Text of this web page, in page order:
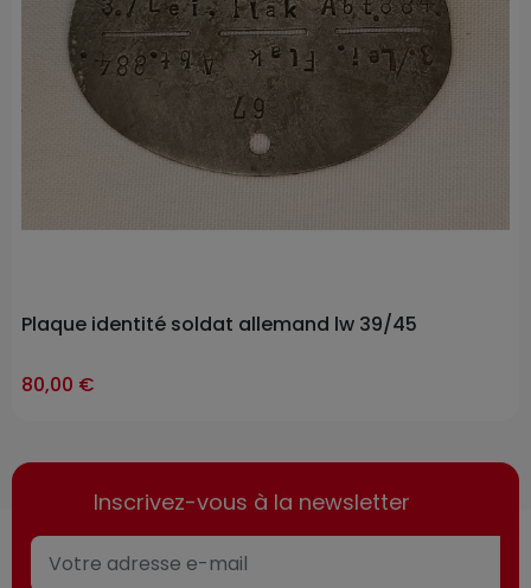
items
Plaque identité soldat allemand lw 39/45
80,00 €
Inscrivez-vous à la newsletter